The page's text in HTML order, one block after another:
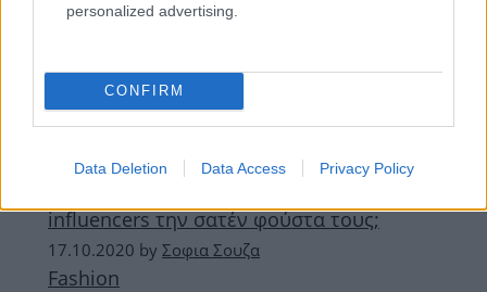
personalized advertising.
CONFIRM
Data Deletion Data Access Privacy Policy
Πώς συνδυάζω τη σατέν φούστα τώρα
στην πόλη
14.07.2022byΣοφια Σουζα
Styling tips
influencers την σατέν φούστα τους;
17.10.2020 by Σοφια Σουζα
Fashion